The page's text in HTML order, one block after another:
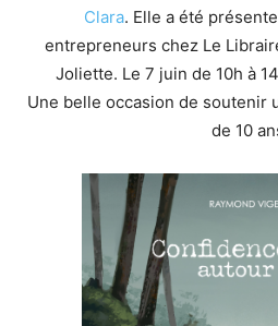
Clara. Elle a été
entrepreneurs chez Le
Joliette. Le 7 juin de 10h à
Une belle occasion de soutenir
de 10